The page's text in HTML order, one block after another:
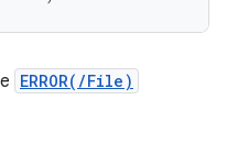
ERROR(/File)